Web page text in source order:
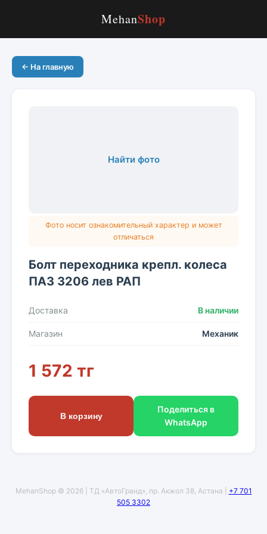
MehanShop
← На главную
Найти фото
Фото носит ознакомительный характер и может
отличаться
Болт переходника крепл. колеса
ПАЗ 3206 лев РАП
Доставка В наличии
Магазин Механик
1 572 тг
В корзину
Поделиться в
WhatsApp
MehanShop © 2026 | ТД «АвтоГранд», пр. Акжол 38, Астана | +7 701
505 3302